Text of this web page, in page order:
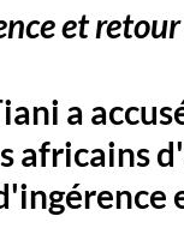
et
a
africains